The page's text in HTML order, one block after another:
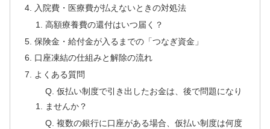
入院費・医療費が払えないときの対処法
高額療養費の還付はいつ届く？
保険金・給付金が入るまでの「つなぎ資金」
口座凍結の仕組みと解除の流れ
よくある質問
Q. 仮払い制度で引き出したお金は、後で問題になり
ませんか？
Q. 複数の銀行に口座がある場合、仮払い制度は何度